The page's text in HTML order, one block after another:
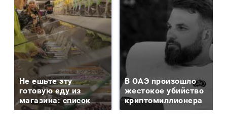
Не ешьте эту
готовую еду из
магазина: список
В ОАЭ произошло
жестокое убийство
криптомиллионера